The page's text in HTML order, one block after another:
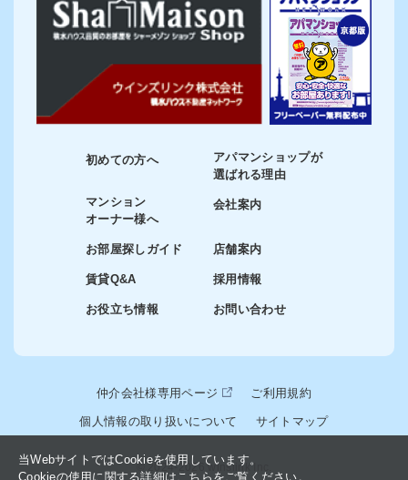
初めての方へ
マンション
オーナー様へ
お部屋探しガイド
賃貸Q&A
お役立ち情報
アパマンショップが
選ばれる理由
会社案内
店舗案内
採用情報
お問い合わせ
仲介会社様専用ページ ご利用規約
個人情報の取り扱いについて サイトマップ
© 2024-2026 winslink Inc.
当WebサイトではCookieを使用しています。
Cookieの使用に関する詳細はこちらをご覧ください。